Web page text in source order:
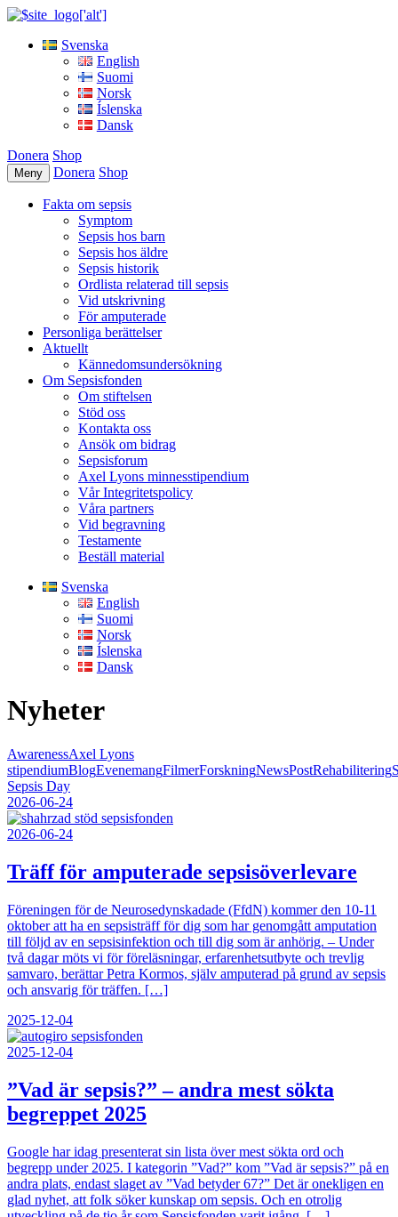
Svenska
English
Suomi
Norsk
Íslenska
Dansk
Donera Shop
Meny Donera Shop
Fakta om sepsis
Symptom
Sepsis hos barn
Sepsis hos äldre
Sepsis historik
Ordlista relaterad till sepsis
Vid utskrivning
För amputerade
Personliga berättelser
Aktuellt
Kännedomsundersökning
Om Sepsisfonden
Om stiftelsen
Stöd oss
Kontakta oss
Ansök om bidrag
Sepsisforum
Axel Lyons minnesstipendium
Vår Integritetspolicy
Våra partners
Vid begravning
Testamente
Beställ material
Svenska
English
Suomi
Norsk
Íslenska
Dansk
Nyheter
AwarenessAxel Lyons
stipendiumBlogEvenemangFilmerForskningNewsPostRehabilitering
Sepsis Day
2026-06-24
2026-06-24
Träff för amputerade sepsisöverlevare
Föreningen för de Neurosedynskadade (FfdN) kommer den 10-11
oktober att ha en sepsisträff för dig som har genomgått amputation
till följd av en sepsisinfektion och till dig som är anhörig. – Under
två dagar möts vi för föreläsningar, erfarenhetsutbyte och trevlig
samvaro, berättar Petra Kormos, själv amputerad på grund av sepsis
och ansvarig för träffen. […]
2025-12-04
2025-12-04
”Vad är sepsis?” – andra mest sökta
begreppet 2025
Google har idag presenterat sin lista över mest sökta ord och
begrepp under 2025. I kategorin ”Vad?” kom ”Vad är sepsis?” på en
andra plats, endast slaget av ”Vad betyder 67?” Det är onekligen en
glad nyhet, att folk söker kunskap om sepsis. Och en otrolig